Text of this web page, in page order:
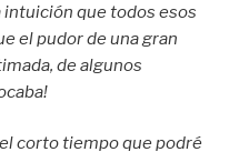
que todos esos
el pudor de una gran
de algunos
corto tiempo que podré